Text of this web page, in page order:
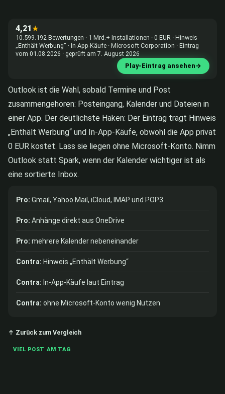
4,21★
10.599.192 Bewertungen · 1 Mrd.+ Installationen · 0 EUR · Hinweis
„Enthält Werbung“ · In-App-Käufe · Microsoft Corporation · Eintrag
vom 01.08.2026 · geprüft am 7. August 2026
Play-Eintrag ansehen→
Outlook ist die Wahl, sobald Termine und Post
zusammengehören: Posteingang, Kalender und Dateien in
einer App. Der deutlichste Haken: Der Eintrag trägt Hinweis
„Enthält Werbung“ und In-App-Käufe, obwohl die App privat
0 EUR kostet. Lass sie liegen ohne Microsoft-Konto. Nimm
Outlook statt Spark, wenn der Kalender wichtiger ist als
eine sortierte Inbox.
Pro: Gmail, Yahoo Mail, iCloud, IMAP und POP3
Pro: Anhänge direkt aus OneDrive
Pro: mehrere Kalender nebeneinander
Contra: Hinweis „Enthält Werbung“
Contra: In-App-Käufe laut Eintrag
Contra: ohne Microsoft-Konto wenig Nutzen
↑ Zurück zum Vergleich
VIEL POST AM TAG